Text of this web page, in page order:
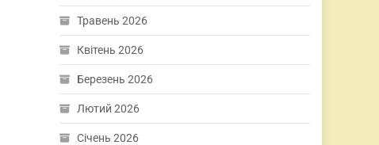
Травень 2026
Квітень 2026
Березень 2026
Лютий 2026
Січень 2026